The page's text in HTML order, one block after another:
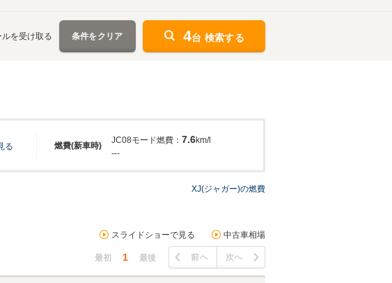
ルを受け取る 条件をクリア 4台 検索する
燃費(新車時)
る
JC08モード燃費： 7.6km/l
---
XJ(ジャガー)の燃費
スライドショーで見る 中古車相場
最初 1 最後 前へ 次へ